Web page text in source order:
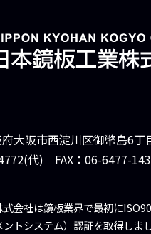
大阪市西淀川区御幣島6丁
代) FAX：06-6477-
式会社は鏡板業界で最初に
ントシステム）認証を取得しま